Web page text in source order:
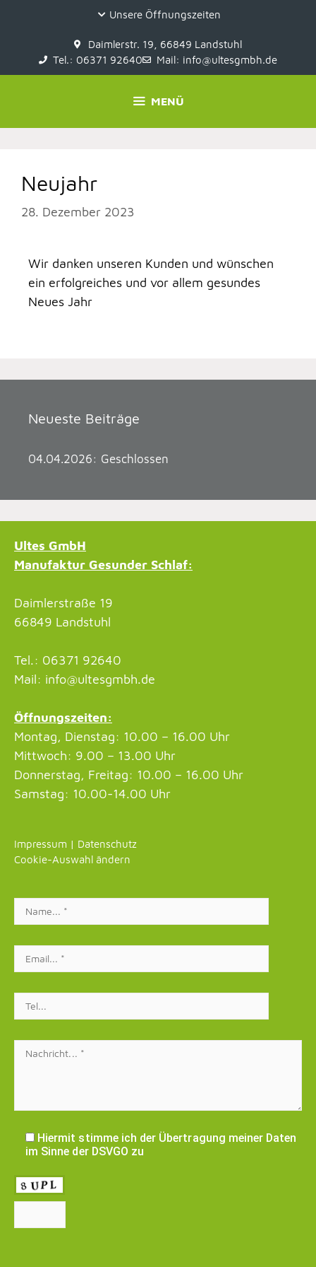
Unsere Öffnungszeiten
Daimlerstr. 19, 66849 Landstuhl
Tel.: 06371 92640
Mail: info@ultesgmbh.de
MENÜ
Neujahr
28. Dezember 2023
Wir danken unseren Kunden und wünschen
ein erfolgreiches und vor allem gesundes
Neues Jahr
Neueste Beiträge
04.04.2026: Geschlossen
Ultes GmbH
Manufaktur Gesunder Schlaf:
Daimlerstraße 19
66849 Landstuhl
Tel.: 06371 92640
Mail: info@ultesgmbh.de
Öffnungszeiten:
Montag, Dienstag: 10.00 – 16.00 Uhr
Mittwoch: 9.00 – 13.00 Uhr
Donnerstag, Freitag: 10.00 – 16.00 Uhr
Samstag: 10.00-14.00 Uhr
Impressum | Datenschutz
Cookie-Auswahl ändern
Hiermit stimme ich der Übertragung meiner Daten
im Sinne der DSVGO zu